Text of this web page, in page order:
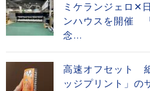
ミケランジェロ✕
ンハウスを開催
念...
高速オフセット
ッジプリント」